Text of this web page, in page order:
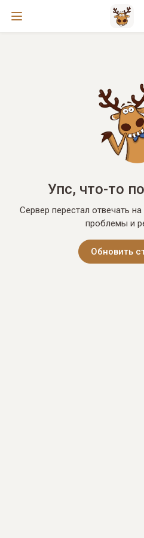
Упс, что-то
Сервер перестал отвечать
проблемы и
Обновить